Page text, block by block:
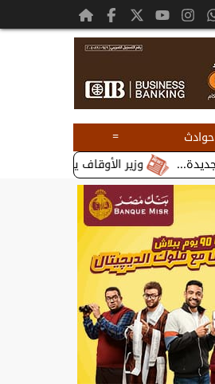
حوادث
=
وزير الأوقاف يستقبل بطريرك